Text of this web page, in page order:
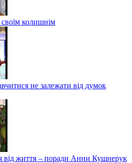
колишнім
не залежати від думок
від життя – поради Анни Кушнерук